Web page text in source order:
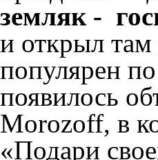
земляк -
и открыл
популярен
появилось
Morozoff, в
«Подари